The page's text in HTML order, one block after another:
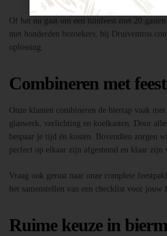
Of het nu gaat om een tuinfeest met 20
met honderden bezoekers, bij
oplossing.
Combineren met
Onze klanten combineren de biertap vaak
glaswerk, verlichting en koelkasten. Door
bespaar je tijd én kosten. Bovendien zorgen
perfect op elkaar zijn afgestemd en klaar zijn
Vraag ook gerust naar onze complete
het samenstellen van een checklist voor jouw
Ruime keuze in